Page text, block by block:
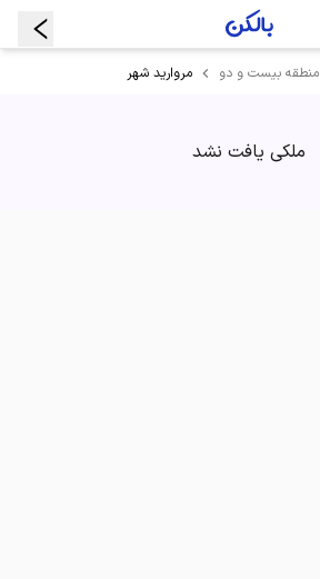
منطقه بیست و دو مروارید شهر
ملکی یافت نشد